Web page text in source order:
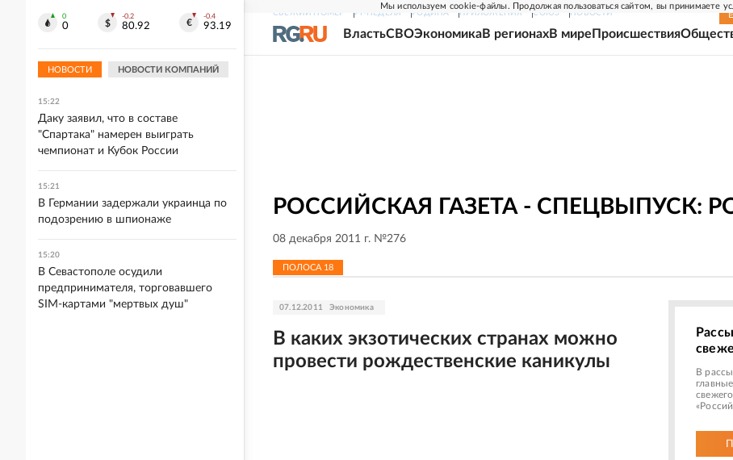
Мы используем cookie-файлы. Продолжая пользоваться сайтом, вы принимаете
СВЕЖИЙ НОМЕР РГ-НЕДЕЛЯ РОДИНА ПРИЛОЖЕНИЯ СОЮЗ НОВОСТИ
ВластьСВОЭкономикаВ регионахВ мире Происшествия
РОССИЙСКАЯ ГАЗЕТА - СПЕЦВЫПУСК:
08 декабря 2011 г. №276
ПОЛОСА 18
07.12.2011 Экономика
В каких экзотических странах можно
провести рождественские каникулы
В
0
0
-0.2
80.92
-0.4
93.19
НОВОСТИ НОВОСТИ КОМПАНИЙ
отказ от участия в ЧМ-2027
15:22
Даку заявил, что в составе
"Спартака" намерен выиграть
чемпионат и Кубок России
15:21
В Германии задержали украинца по
подозрению в шпионаже
15:20
В Севастополе осудили
предпринимателя, торговавшего
SIM-картами "мертвых душ"